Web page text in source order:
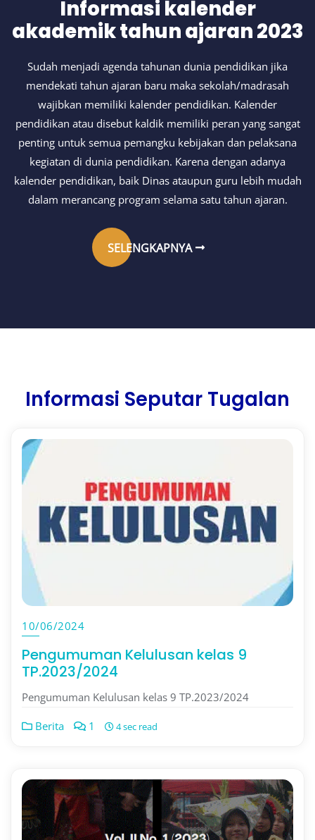
Informasi kalender
akademik tahun ajaran 2023
Sudah menjadi agenda tahunan dunia pendidikan jika
mendekati tahun ajaran baru maka sekolah/madrasah
wajibkan memiliki kalender pendidikan. Kalender
pendidikan atau disebut kaldik memiliki peran yang sangat
penting untuk semua pemangku kebijakan dan pelaksana
kegiatan di dunia pendidikan. Karena dengan adanya
kalender pendidikan, baik Dinas ataupun guru lebih mudah
dalam merancang program selama satu tahun ajaran.
SELENGKAPNYA
Informasi Seputar Tugalan
10/06/2024
Pengumuman Kelulusan kelas 9
TP.2023/2024
Pengumuman Kelulusan kelas 9 TP.2023/2024
Berita 1 4 sec read